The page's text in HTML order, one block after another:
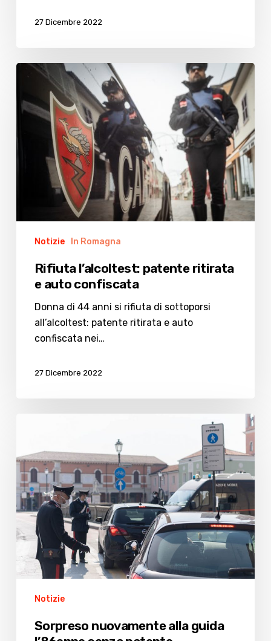
Zara,
va
27 Dicembre 2022
Rifiuta
l’alcoltest:
patente
ritirata
confiscata
Notizie In Romagna
Rifiuta l’alcoltest: patente ritirata
e auto confiscata
Donna di 44 anni si rifiuta di sottoporsi
all’alcoltest: patente ritirata e auto
confiscata nei…
27 Dicembre 2022
alla
guida
l’86enne
senza
patente
Notizie
Sorpreso nuovamente alla guida